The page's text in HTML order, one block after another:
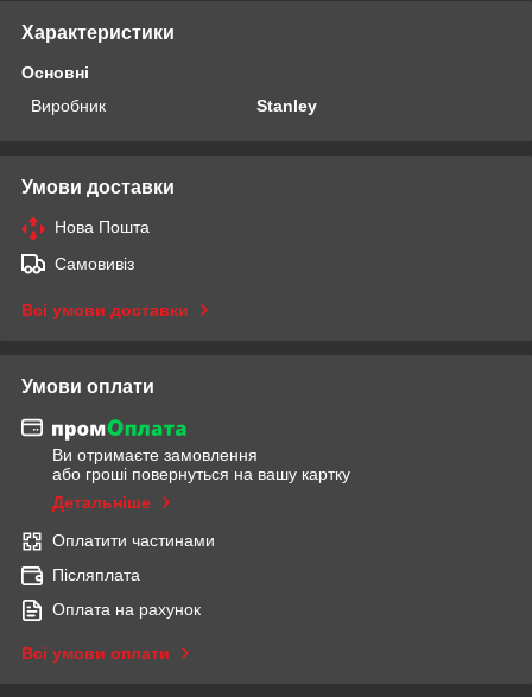
Характеристики
Основні
Виробник
Stanley
Умови доставки
Нова Пошта
Самовивіз
Всі умови доставки
Умови оплати
Ви отримаєте замовлення
або гроші повернуться на вашу картку
Детальніше
Оплатити частинами
Післяплата
Оплата на рахунок
Всі умови оплати